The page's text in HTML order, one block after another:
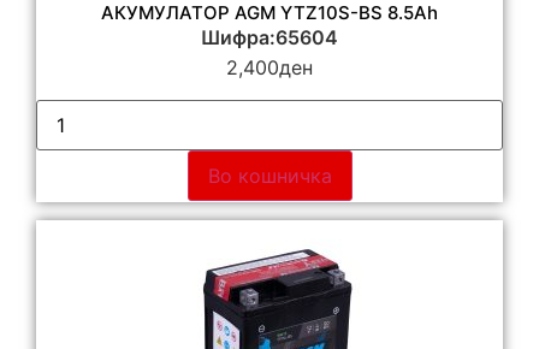
АКУМУЛАТОР AGM YTZ10S-BS 8.5Ah
Шифра:65604
2,400ден
Во кошничка